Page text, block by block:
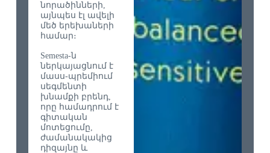
նորածինների,
այնպես էլ ավելի
մեծ երեխաների
համար։
Semesta-ն
ներկայացնում է
մասս-պրեմիում
սեգմենտի
խնամքի բրենդ,
որը համադրում է
գիտական
մոտեցումը,
ժամանակակից
դիզայնը և